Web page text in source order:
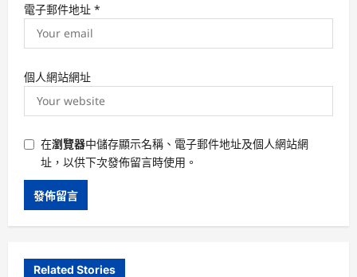
電子郵件地址 *
個人網站網址
在瀏覽器中儲存顯示名稱、電子郵件地址及個人網站網
址，以供下次發佈留言時使用。
Related Stories